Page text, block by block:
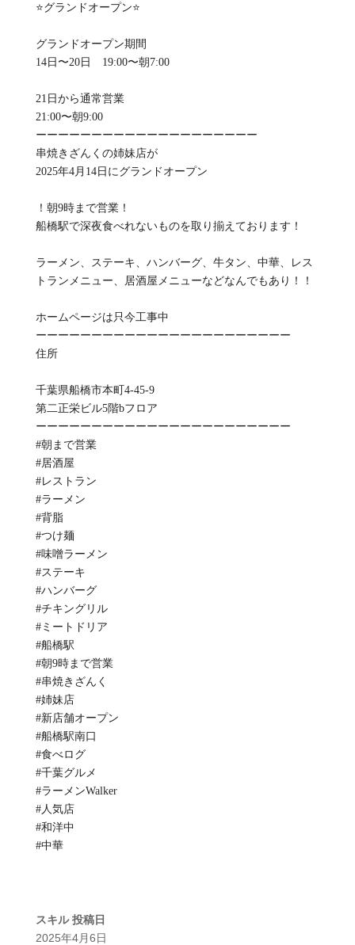
⭐️グランドオープン⭐️
グランドオープン期間
14日〜20日 19:00〜朝7:00
21日から通常営業
21:00〜朝9:00
ーーーーーーーーーーーーーーーーーーーー
串焼きざんくの姉妹店が
2025年4月14日にグランドオープン
！朝9時まで営業！
船橋駅で深夜食べれないものを取り揃えております！
ラーメン、ステーキ、ハンバーグ、牛タン、中華、レス
トランメニュー、居酒屋メニューなどなんでもあり！！
ホームページは只今工事中
ーーーーーーーーーーーーーーーーーーーーーーー
住所
千葉県船橋市本町4-45-9
第二正栄ビル5階bフロア
ーーーーーーーーーーーーーーーーーーーーーーー
#朝まで営業
#居酒屋
#レストラン
#ラーメン
#背脂
#つけ麺
#味噌ラーメン
#ステーキ
#ハンバーグ
#チキングリル
#ミートドリア
#船橋駅
#朝9時まで営業
#串焼きざんく
#姉妹店
#新店舗オープン
#船橋駅南口
#食べログ
#千葉グルメ
#ラーメンWalker
#人気店
#和洋中
#中華
スキル 投稿日
2025年4月6日